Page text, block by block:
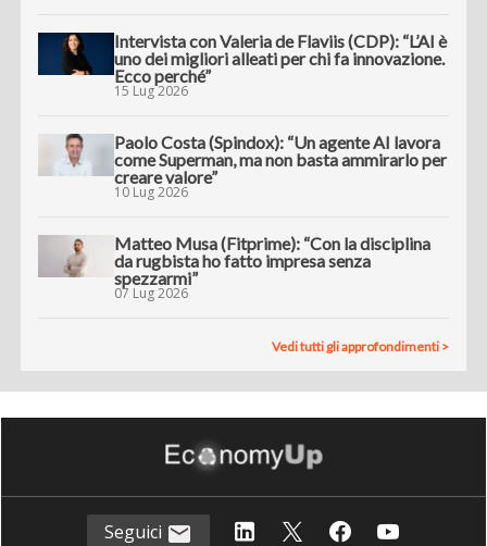
Intervista con Valeria de Flaviis (CDP): “L’AI è
uno dei migliori alleati per chi fa innovazione.
Ecco perché”
15 Lug 2026
Paolo Costa (Spindox): “Un agente AI lavora
come Superman, ma non basta ammirarlo per
creare valore”
10 Lug 2026
Matteo Musa (Fitprime): “Con la disciplina
da rugbista ho fatto impresa senza
spezzarmi”
07 Lug 2026
Vedi tutti gli approfondimenti >
Seguici